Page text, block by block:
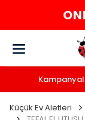
Küçük Ev Aletleri